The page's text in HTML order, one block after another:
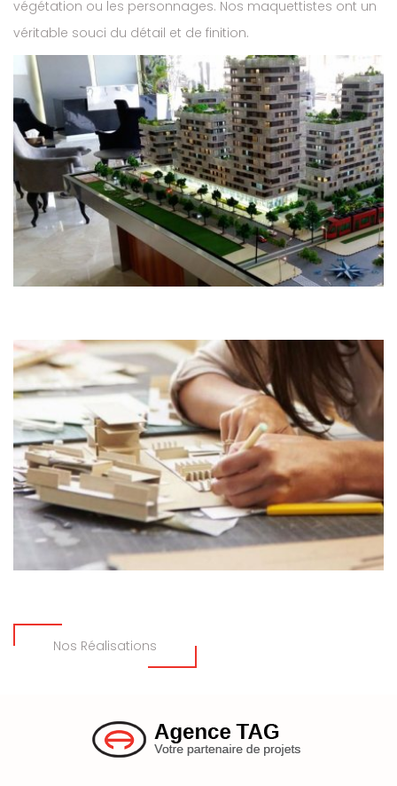
végétation ou les personnages. Nos maquettistes ont un
véritable souci du détail et de finition.
Nos Réalisations